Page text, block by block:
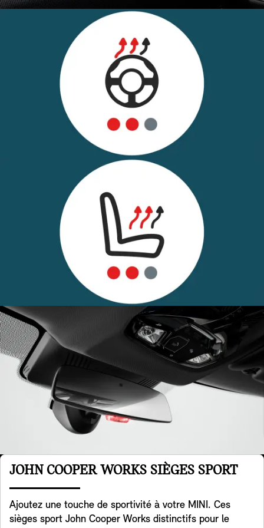
JOHN COOPER WORKS SIÈGES SPORT
Ajoutez une touche de sportivité à votre MINI. Ces
sièges sport John Cooper Works distinctifs pour le